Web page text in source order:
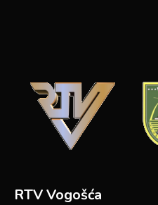
RTV Vogošća